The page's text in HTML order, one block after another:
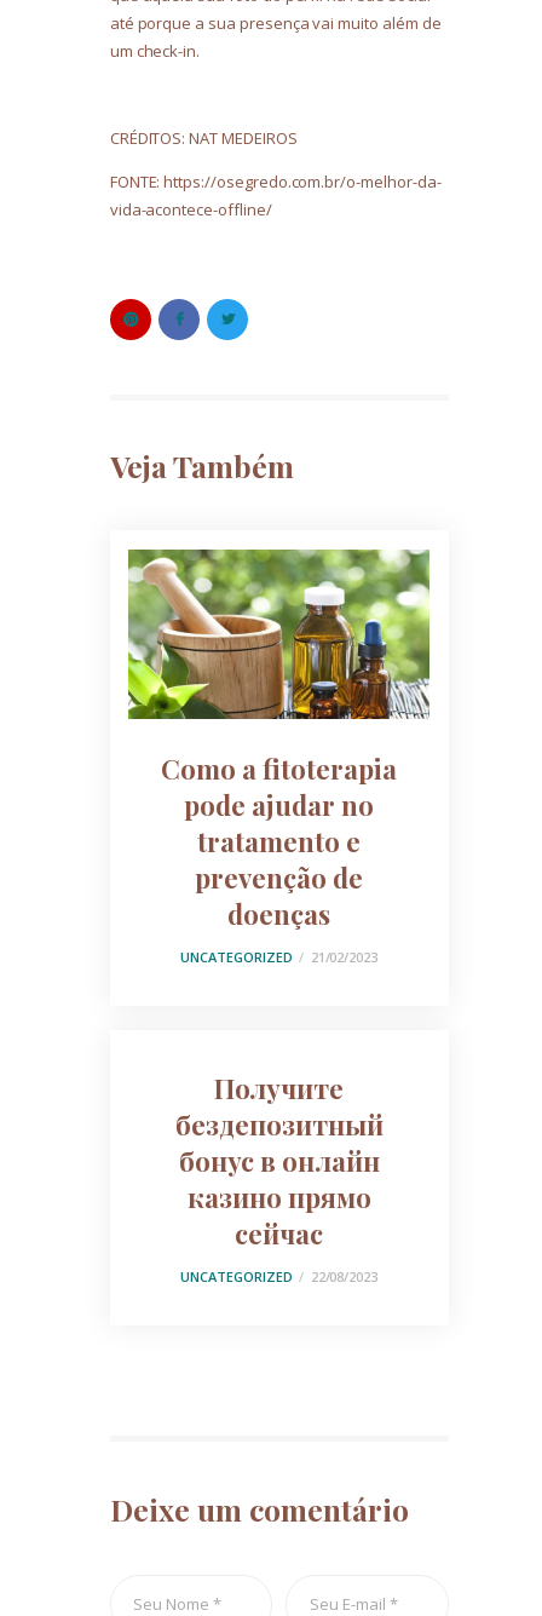
até porque a sua presença vai muito além de
um check-in.
CRÉDITOS: NAT MEDEIROS
FONTE: https://osegredo.com.br/o-melhor-da-
vida-acontece-offline/
Veja Também
Como a fitoterapia
pode ajudar no
tratamento e
prevenção de
doenças
UNCATEGORIZED 21/02/2023
Получите
бездепозитный
бонус в онлайн
казино прямо
сейчас
UNCATEGORIZED 22/08/2023
Deixe um comentário